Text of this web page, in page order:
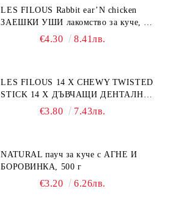
LES FILOUS Rabbit ear’N chicken
ЗАЕШКИ УШИ лакомство за куче, 50
€4.30 8.41лв.
LES FILOUS 14 X CHEWY TWISTED
STICK 14 X ДЪВЧАЩИ ДЕНТАЛНИ
СОЛЕТИ за куче, УВИТИ
€3.80 7.43лв.
NATURAL пауч за куче с АГНЕ И
БОРОВИНКА, 500 г
€3.20 6.26лв.